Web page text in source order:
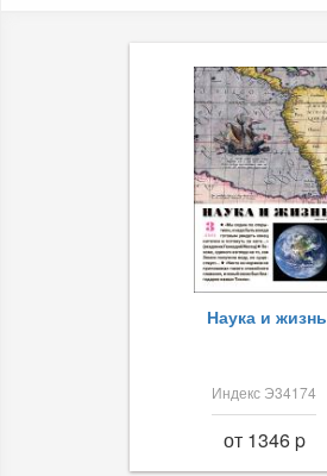
Наука и жизнь
Индекс Э34174
от 1346 p